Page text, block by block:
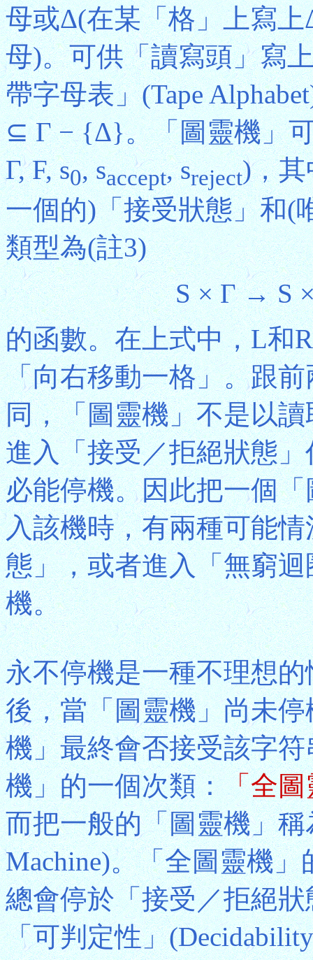
母或Δ(在某「格」上寫
母)。可供「讀寫頭」寫
帶字母表」(Tape
⊆ Γ − {Δ}。「圖靈機」
Γ, F, s0, saccept, sreject)，其
一個的)「接受狀態」和(
類型為(註3)
S × Γ → S
的函數。在上式中，L和
「向右移動一格」。跟
同，「圖靈機」不是以
進入「接受／拒絕狀態
必能停機。因此把一個
入該機時，有兩種可能
態」，或者進入「無窮
機。
永不停機是一種不理想
後，當「圖靈機」尚未
機」最終會否接受該字
機」的一個次類：「全
而把一般的「圖靈機」稱
Machine)。「全圖靈機
總會停於「接受／拒絕
「可判定性」